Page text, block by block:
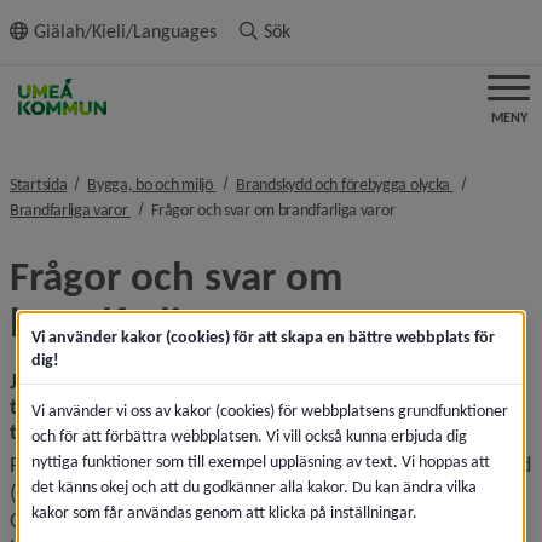
innehållet
Giälah/Kieli/Languages Sök
MENY
Startsida Bygga, bo och miljö nivå i brödsmulenavigeringen
Brandskydd och förebygga olycka
nivå i
Brandfarliga varor nivå i brödsmulenavigeringen
Frågor och svar om brandfarliga varornivå i
Frågor och svar om
brandfarliga varor
Jag vill sätta upp en dieselcistern på min gård för
tankning. Hur mycket diesel får jag förvara innan
tillstånd krävs och vad bör jag i övrigt tänka på?
Förvaring av diesel i cistern över 10 000 liter kräver tillstånd
(lantbruksverksamhet undantagna från tillståndsplikt).
Oavsett om du har tillståndsplikt eller inte, gäller tekniska
Vi använder kakor (cookies) för att skapa en bättre webbplats för
dig!
Vi använder vi oss av kakor (cookies) för webbplatsens grundfunktioner
och för att förbättra webbplatsen. Vi vill också kunna erbjuda dig
nyttiga funktioner som till exempel uppläsning av text. Vi hoppas att
det känns okej och att du godkänner alla kakor. Du kan ändra vilka
kakor som får användas genom att klicka på inställningar.